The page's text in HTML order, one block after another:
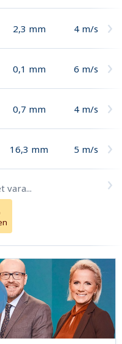
2,3 mm 4 m/s
0,1 mm 6 m/s
0,7 mm 4 m/s
16,3 mm 5 m/s
vara...